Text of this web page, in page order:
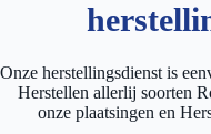
Onze herstellingsdienst is
Herstellen allerlij soorten
onze plaatsingen en